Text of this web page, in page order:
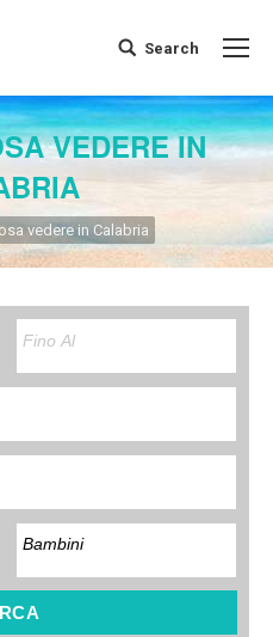
Search:
Search
VEDERE IN
vedere in Calabria